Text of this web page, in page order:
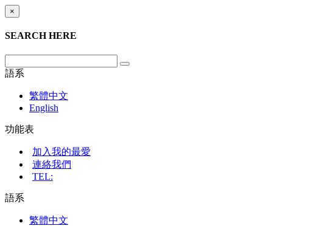
×
SEARCH HERE
語系
繁體中文
English
功能表
加入我的最愛
連絡我們
TEL:
語系
繁體中文